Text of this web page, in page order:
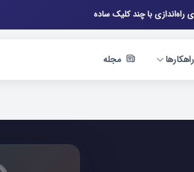
راه‌اندازی با چند کلیک ساده
راهکارها مجله